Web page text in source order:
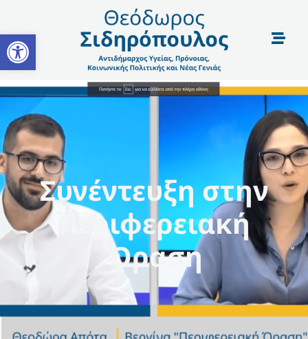
Open toolbar
Συνέντευξη στην
Περιφερειακή
Όραση